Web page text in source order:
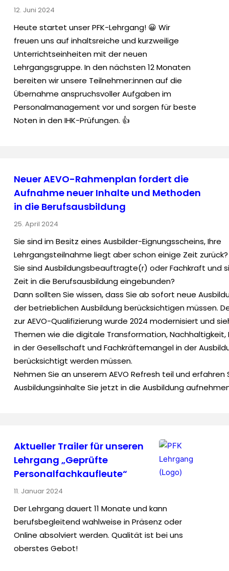
12. Juni 2024
Heute startet unser PFK-Lehrgang! 😀 Wir
freuen uns auf inhaltsreiche und kurzweilige
Unterrichtseinheiten mit der neuen
Lehrgangsgruppe. In den nächsten 12 Monaten
bereiten wir unsere Teilnehmer:innen auf die
Übernahme anspruchsvoller Aufgaben im
Personalmanagement vor und sorgen für beste
Noten in den IHK-Prüfungen. 👍
Neuer AEVO-Rahmenplan fordert die
Aufnahme neuer Inhalte und Methoden
in die Berufsausbildung
25. April 2024
Sie sind im Besitz eines Ausbilder-Eignungsscheins, Ihre
Lehrgangsteilnahme liegt aber schon einige Zeit zurück?
Sie sind Ausbildungsbeauftragte(r) oder Fachkraft und
Zeit in die Berufsausbildung eingebunden?
Dann sollten Sie wissen, dass Sie ab sofort neue
der betrieblichen Ausbildung berücksichtigen müssen.
zur AEVO-Qualifizierung wurde 2024 modernisiert und
Themen wie die digitale Transformation,
in der Gesellschaft und Fachkräftemangel in der
berücksichtigt werden müssen.
Nehmen Sie an unserem AEVO Refresh teil und erfahren
Ausbildungsinhalte Sie jetzt in die Ausbildung
Aktueller Trailer für unseren
Lehrgang „Geprüfte
Personal­fach­kaufleute“
11. Januar 2024
Der Lehrgang dauert 11 Monate und kann
berufsbegleitend wahlweise in Präsenz oder
Online absolviert werden. Qualität ist bei uns
oberstes Gebot!